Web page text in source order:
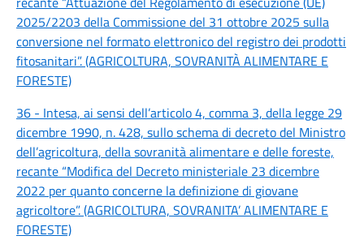
2025/2203 della Commissione del 31 ottobre 2025 sulla
conversione nel formato elettronico del registro dei prodotti
fitosanitari”. (AGRICOLTURA, SOVRANITÀ ALIMENTARE E
FORESTE)
36 - Intesa, ai sensi dell’articolo 4, comma 3, della legge 29
dicembre 1990, n. 428, sullo schema di decreto del Ministro
dell’agricoltura, della sovranità alimentare e delle foreste,
recante “Modifica del Decreto ministeriale 23 dicembre
2022 per quanto concerne la definizione di giovane
agricoltore”. (AGRICOLTURA, SOVRANITA’ ALIMENTARE E
FORESTE)